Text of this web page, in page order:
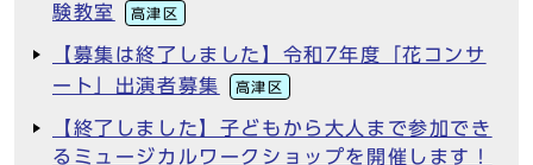
験教室
高津区
【募集は終了しました】令和7年度「花コンサ
ート」出演者募集
高津区
【終了しました】子どもから大人まで参加でき
るミュージカルワークショップを開催します！